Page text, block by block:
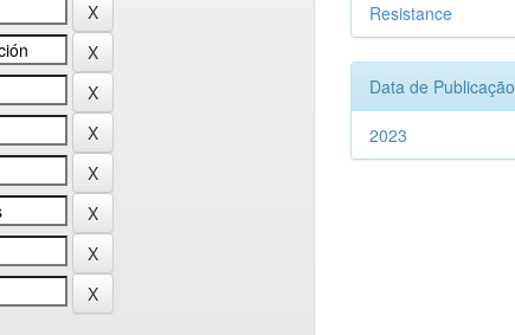
Resistance
Data de Publicação
2023